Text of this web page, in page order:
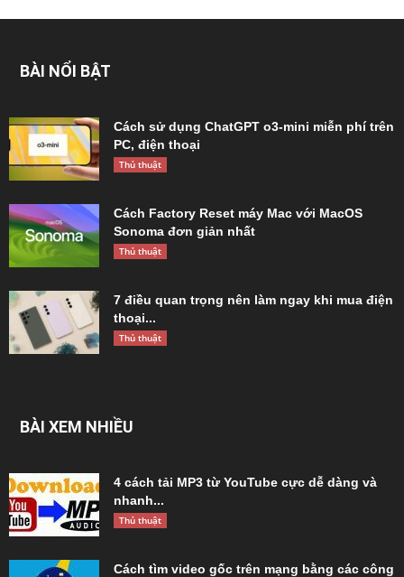
BÀI NỔI BẬT
Cách sử dụng ChatGPT o3-mini miễn phí trên
PC, điện thoại
Thủ thuật
Cách Factory Reset máy Mac với MacOS
Sonoma đơn giản nhất
Thủ thuật
7 điều quan trọng nên làm ngay khi mua điện
thoại...
Thủ thuật
BÀI XEM NHIỀU
4 cách tải MP3 từ YouTube cực dễ dàng và
nhanh...
Thủ thuật
Cách tìm video gốc trên mạng bằng các công